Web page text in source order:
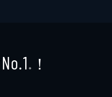
No.1 ※ ！